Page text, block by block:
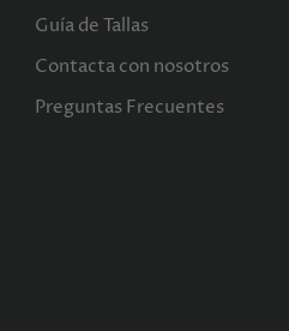
Guía de Tallas
Contacta con nosotros
Preguntas Frecuentes